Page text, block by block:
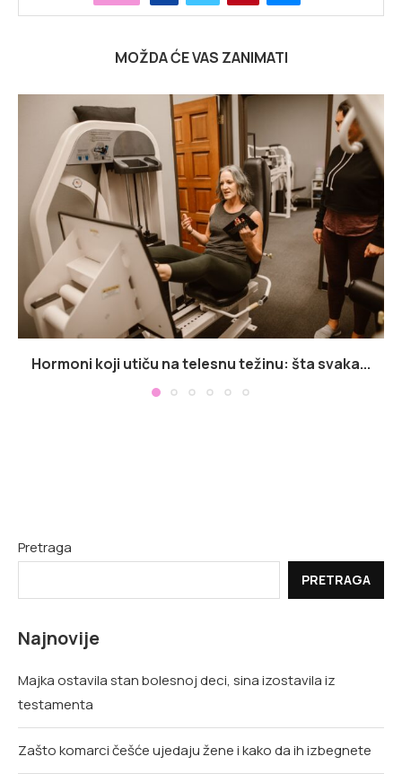
MOŽDA ĆE VAS ZANIMATI
Hormoni koji utiču na telesnu težinu: šta svaka...
Pretraga
PRETRAGA
Najnovije
Majka ostavila stan bolesnoj deci, sina izostavila iz
testamenta
Zašto komarci češće ujedaju žene i kako da ih izbegnete